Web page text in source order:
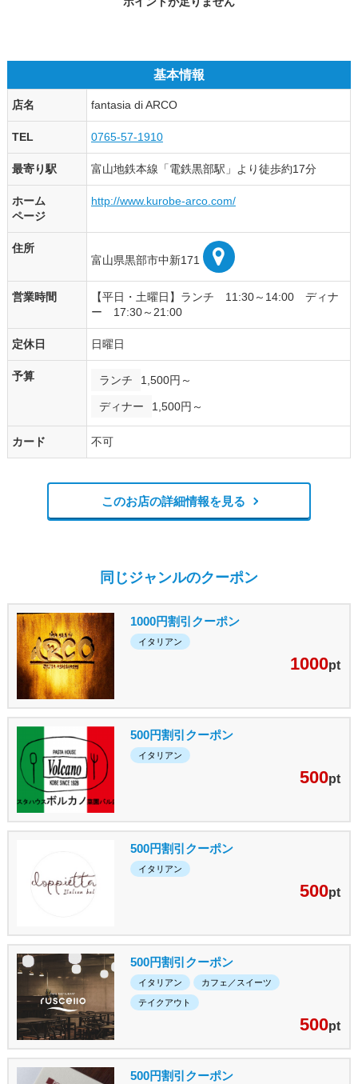
基本情報
店名 fantasia di ARCO
TEL 0765-57-1910
最寄り駅 富山地鉄本線「電鉄黒部駅」より徒歩約17分
ホーム
ページ
http://www.kurobe-arco.com/
住所
富山県黒部市中新171
営業時間
【平日・土曜日】ランチ 11:30～14:00 ディナ
ー 17:30～21:00
定休日 日曜日
予算 ランチ 1,500円～
ディナー 1,500円～
カード 不可
このお店の詳細情報を見る
同じジャンルのクーポン
1000円割引クーポン
イタリアン
1000pt
500円割引クーポン
イタリアン
500pt
500円割引クーポン
イタリアン
500pt
500円割引クーポン
イタリアン カフェ／スイーツ
テイクアウト
500pt
500円割引クーポン